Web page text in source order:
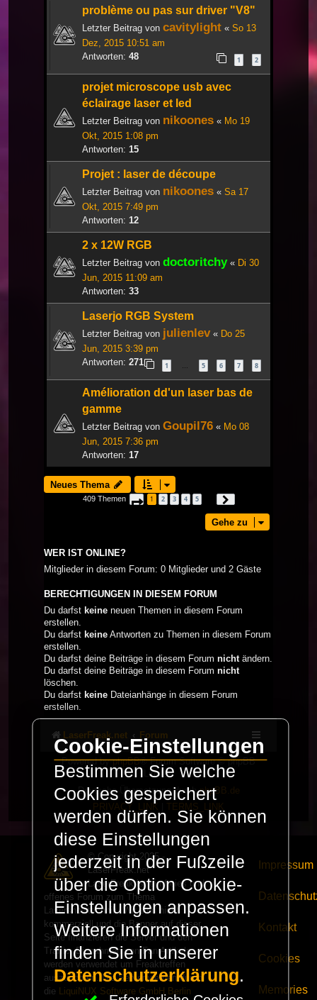
problème ou pas sur driver "V8"
Letzter Beitrag von cavitylight « So 13
Dez, 2015 10:51 am
Antworten: 48 1 2
projet microscope usb avec
éclairage laser et led
Letzter Beitrag von nikoones « Mo 19
Okt, 2015 1:08 pm
Antworten: 15
Projet : laser de découpe
Letzter Beitrag von nikoones « Sa 17
Okt, 2015 7:49 pm
Antworten: 12
2 x 12W RGB
Letzter Beitrag von doctoritchy« Di 30
Jun, 2015 11:09 am
Antworten: 33
Laserjo RGB System
Letzter Beitrag von julienlev« Do 25
Jun, 2015 3:39 pm
Antworten: 271 1 … 5 6 7 8
Amélioration dd'un laser bas de
gamme
Letzter Beitrag von Goupil76 « Mo 08
Jun, 2015 7:36 pm
Antworten: 17
Neues Thema
409 Themen Seite 1von 14
1 2 3 4 5
Gehe zu
WER IST ONLINE?
Mitglieder in diesem Forum: 0 Mitglieder und 2 Gäste
BERECHTIGUNGEN IN DIESEM FORUM
Du darfst keine neuen Themen in diesem Forum
erstellen.
Du darfst keine Antworten zu Themen in diesem Forum
erstellen.
Du darfst deine Beiträge in diesem Forum nichtändern.
Du darfst deine Beiträge in diesem Forum nicht
löschen.
Du darfst keine Dateianhänge in diesem Forum
erstellen.
LaserFreak.net Forum
Powered byphpBB® Forum Software © phpBB
Limited
Deutsche Übersetzung durchphpBB.de
PRIVACY_LINK
TERMS_LINK
© Copyright 2025 -
LaserFreak.net
LaserFreak ist ein freies und
offenes Forum zum Thema
Lasershowtechnik. Wir sind nicht
kommerziell und die Banner auf dieser
Seite finanzieren die Server und den
Traffic. Einnahmen von Fan Artikeln
werden verwendet um Freaktreffen
auszurichten. Die Server werden durch
die
LiquiNUX Software GmbH Berlin
Impressum
Kontakt
Cookies
Memories
Cookie-Einstellungen
Bestimmen Sie welche
Cookies gespeichert
werden dürfen. Sie können
diese Einstellungen
jederzeit in der Fußzeile
über die Option Cookie-
Einstellungen anpassen.
Weitere Informationen
finden Sie in unserer
Datenschutzerklärung.